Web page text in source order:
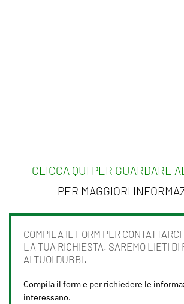
CLICCA QUI PER GUARDARE
PER MAGGIORI
COMPILA IL FORM PER
LA TUA RICHIESTA. SAREMO LIETI DI
AI TUOI DUBBI.
Compila il form e per richiedere le
interessano.